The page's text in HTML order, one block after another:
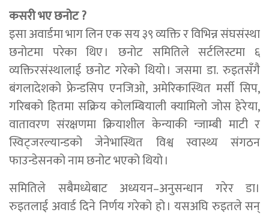
कसरी भए छनोट ?
इसा अवार्डमा भाग लिन एक सय ३९ व्यक्ति र विभिन्न संघसंस्था
छनोटमा परेका थिए । छनोट समितिले सर्टलिस्टमा ६
व्यक्तिरसंस्थालाई छनोट गरेको थियो । जसमा डा. रुइतसँगै
बंगलादेशको फ्रेन्डसिप एनजिओ, अमेरिकास्थित मर्सी सिप,
गरिबको हितमा सक्रिय कोलम्बियाली क्यामिलो जोस हेरेया,
वातावरण संरक्षणमा क्रियाशील केन्याकी न्जाम्बी माटी र
स्विट्जरल्यान्डको जेनेभास्थित विश्व स्वास्थ्य संगठन
फाउन्डेसनको नाम छनोट भएको थियो ।
समितिले सबैमध्येबाट अध्ययन–अनुसन्धान गरेर डा।
रुइतलाई अवार्ड दिने निर्णय गरेको हो । यसअघि रुइतले सन्